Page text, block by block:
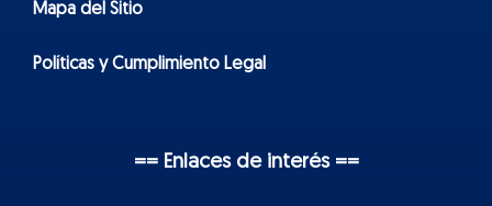
Mapa del Sitio
Políticas y Cumplimiento Legal
== Enlaces de interés ==